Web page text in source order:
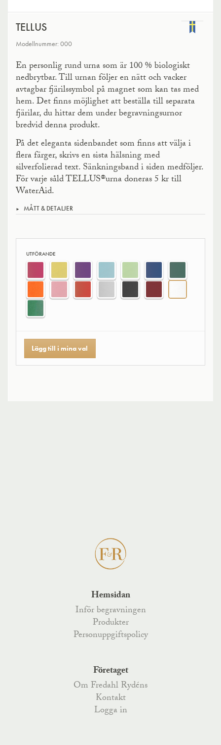
TELLUS
Modellnummer: 000
En personlig rund urna som är 100 % biologiskt
nedbrytbar. Till urnan följer en nätt och vacker
avtagbar fjärilssymbol på magnet som kan tas med
hem. Det finns möjlighet att beställa till separata
fjärilar, du hittar dem under begravningsurnor
bredvid denna produkt.
På det eleganta sidenbandet som finns att välja i
flera färger, skrivs en sista hälsning med
silverfolierad text. Sänkningsband i siden medföljer.
För varje såld TELLUS®urna doneras 5 kr till
WaterAid.
MÅTT & DETALJER
UTFÖRANDE
Lägg till i mina val
Hemsidan
Inför begravningen
Produkter
Personuppgiftspolicy
Företaget
Om Fredahl Rydéns
Kontakt
Logga in